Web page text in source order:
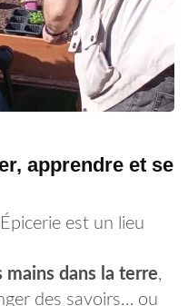
apprendre et se
est un lieu
mains dans la terre,
des savoirs… ou